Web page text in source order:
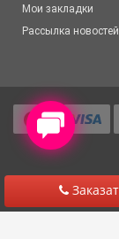
Мои закладки
Рассылка новостей
© 2012-2025